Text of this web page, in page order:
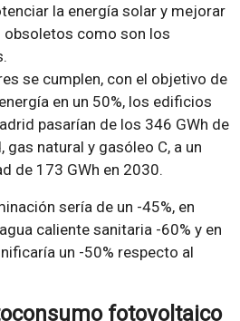
la energía solar y mejorar
obsoletos como son los
se cumplen, con el objetivo de
en un 50%, los edificios
pasarían de los 346 GWh de
natural y gasóleo C, a un
de 173 GWh en 2030.
sería de un -45%, en
caliente sanitaria -60% y en
un -50% respecto al
fotovoltaico